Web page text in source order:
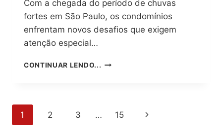
Com a chegada do período de chuvas
fortes em São Paulo, os condomínios
enfrentam novos desafios que exigem
atenção especial…
CONTINUAR LENDO... CHUVAS
NOS
Navegação
1 2 3 … 15
Página